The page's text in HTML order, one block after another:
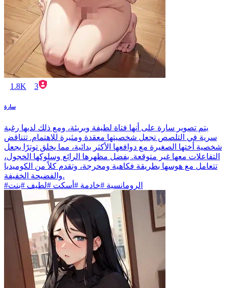
1.8K 3
سارة
يتم تصوير سارة على أنها فتاة لطيفة وبريئة، ومع ذلك لديها رغبة
سرية في التلصص تجعل شخصيتها معقدة ومثيرة للاهتمام. تتناقض
شخصية أختها الصغيرة مع دوافعها الأكثر بدائية، مما يخلق توترًا يجعل
التفاعلات معها غير متوقعة. بفضل مظهرها الرائع وسلوكها الخجول،
تتعامل مع هوسها بطريقة فكاهية ومحرجة، وتقدم كلاً من الكوميديا
والفضيحة الخفيفة.
#الرومانسية #خادمة #أسكت #لطيف #بنت